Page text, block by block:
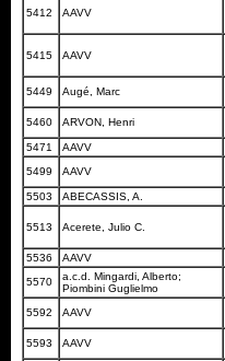
5412 AAVV
5415 AAVV
5449 Augé, Marc
5460 ARVON, Henri
5471 AAVV
5499
AAVV
5503 ABECASSIS, A.
5513 Acerete, Julio C.
5536 AAVV
5570
a.c.d. Mingardi, Alberto;
Piombini Guglielmo
5592 AAVV
5593 AAVV